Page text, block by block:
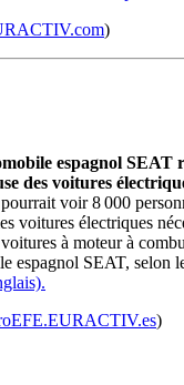
)
espagnol SEAT
des voitures
voir 8 000
voitures électriques
à moteur à
espagnol SEAT, selon
)